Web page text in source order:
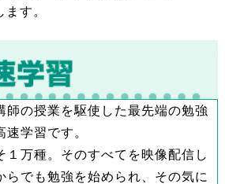
す。
師の授業を駆使した最先端の勉強
学習です。
１万種。そのすべてを映像配信し
らでも勉強を始められ、その気に